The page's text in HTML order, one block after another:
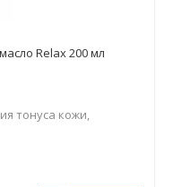
Relax 200 мл
тонуса кожи,